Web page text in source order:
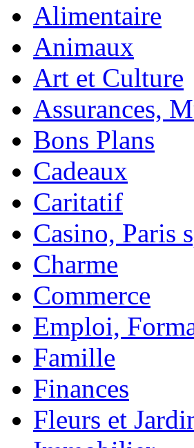
Alimentaire
Animaux
Art et Culture
Assurances,
Bons Plans
Cadeaux
Caritatif
Casino, Paris
Charme
Commerce
Emploi,
Famille
Finances
Fleurs et